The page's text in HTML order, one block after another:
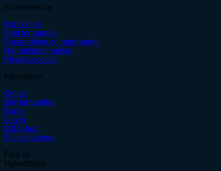
Kundeservice
Kontakt os
Find forhandler
Forsendelse og returnering
Handelsbetingelser
Privatlivspolitik
Information
Om os
Bliv forhandler
Konto
Log in
B2B shop
Til institutioner
Følg os
Nyhedsbrev